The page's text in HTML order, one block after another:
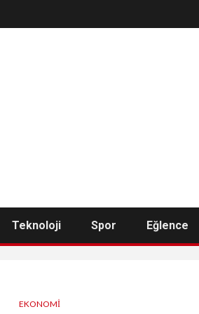
Teknoloji Spor Eğlence
EKONOMI